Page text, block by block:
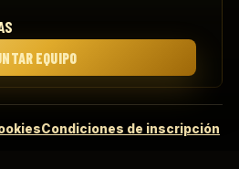
EQUIPO
Condiciones de inscripción